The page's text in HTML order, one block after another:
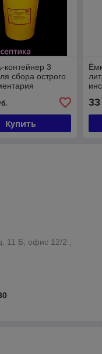
контейнер 3
сбора острого
+20% НДС
Купить
33
11 Б, офис 12/2 ,